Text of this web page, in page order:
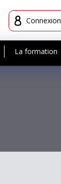
Connexion
La formation